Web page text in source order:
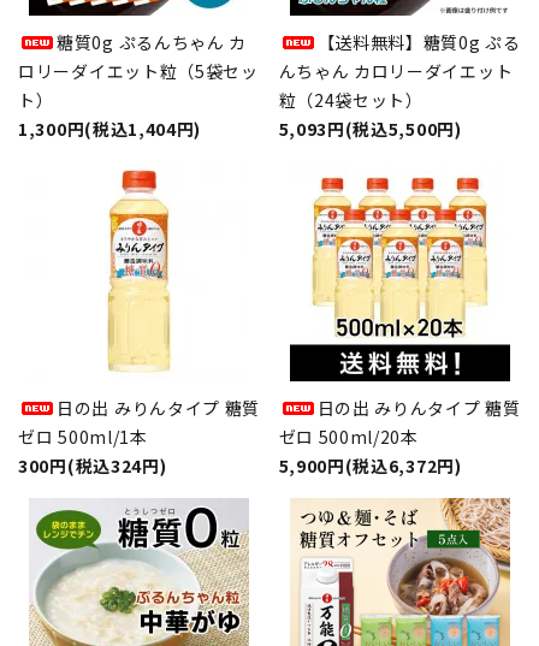
糖質0g ぷるんちゃん カ
ロリーダイエット粒（5袋セッ
ト）
1,300円(税込1,404円)
【送料無料】糖質0g ぷる
んちゃん カロリーダイエット
粒（24袋セット）
5,093円(税込5,500円)
日の出 みりんタイプ 糖質
ゼロ 500ml/1本
300円(税込324円)
日の出 みりんタイプ 糖質
ゼロ 500ml/20本
5,900円(税込6,372円)